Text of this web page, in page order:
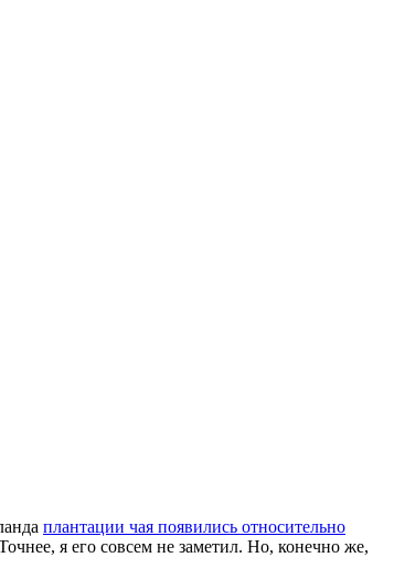
плантации чая появились относительно
я его совсем не заметил. Но, конечно же,